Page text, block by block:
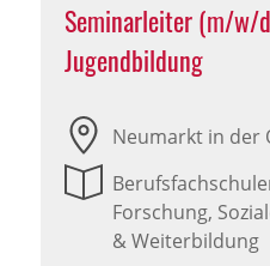
Seminarleiter (m/w/
Jugendbildung
Neumarkt in der
Forschung,
& Weiterbildung